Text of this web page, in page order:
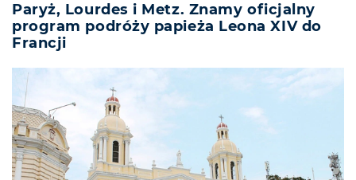
Paryż, Lourdes i Metz. Znamy oficjalny
program podróży papieża Leona XIV do
Francji